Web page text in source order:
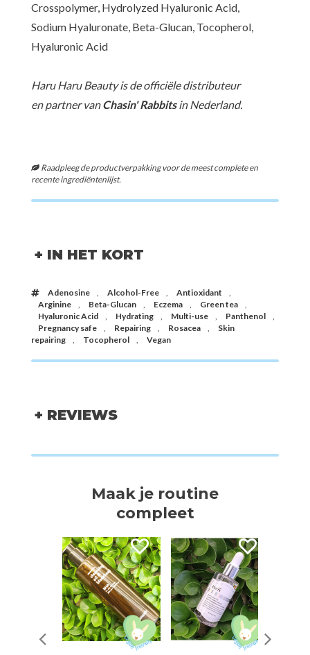
Crosspolymer, Hydrolyzed Hyaluronic Acid,
Sodium Hyaluronate, Beta-Glucan, Tocopherol,
Hyaluronic Acid
Haru Haru Beauty is de officiële distributeur
en partner vanChasin' Rabbitsin Nederland.
Raadpleeg de productverpakking voor de meest complete en
recente ingrediëntenlijst.
+ IN HET KORT
Adenosine , Alcohol-Free , Antioxidant
,
Arginine
, Beta-Glucan , Eczema , Green tea
,
Hyaluronic Acid
, Hydrating , Multi-use , Panthenol
,
Pregnancy safe
, Repairing , Rosacea ,
Skin
repairing
, Tocopherol , Vegan
+ REVIEWS
Maak je routine
compleet